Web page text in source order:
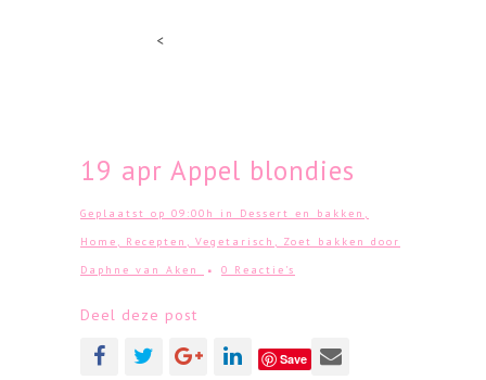
<
19 apr Appel blondies
Geplaatst op 09:00h in Dessert en bakken ,
Home , Recepten , Vegetarisch , Zoet bakken
door
Daphne van Aken
0 Reactie's
Deel deze post
Save